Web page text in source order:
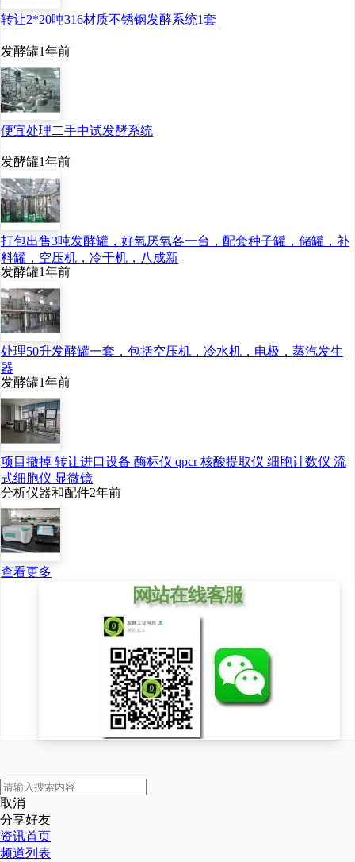
转让2*20吨316材质不锈钢发酵系统1套
发酵罐1年前
便宜处理二手中试发酵系统
发酵罐1年前
打包出售3吨发酵罐，好氧厌氧各一台，配套种子罐，储罐，补
料罐，空压机，冷干机，八成新
发酵罐1年前
处理50升发酵罐一套，包括空压机，冷水机，电极，蒸汽发生
器
发酵罐1年前
项目撤掉 转让进口设备 酶标仪 qpcr 核酸提取仪 细胞计数仪 流
式细胞仪 显微镜
分析仪器和配件2年前
查看更多
取消
分享好友
资讯首页
频道列表